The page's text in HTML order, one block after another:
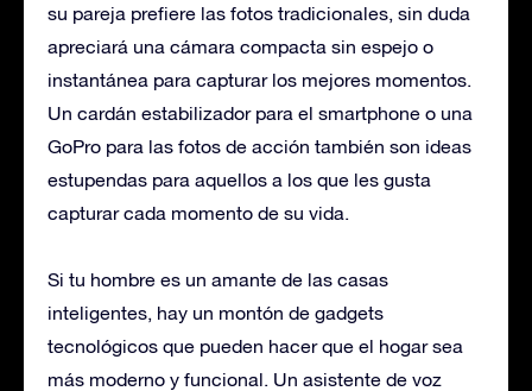
su pareja prefiere las fotos tradicionales, sin duda
apreciará una cámara compacta sin espejo o
instantánea para capturar los mejores momentos.
Un cardán estabilizador para el smartphone o una
GoPro para las fotos de acción también son ideas
estupendas para aquellos a los que les gusta
capturar cada momento de su vida.
Si tu hombre es un amante de las casas
inteligentes, hay un montón de gadgets
tecnológicos que pueden hacer que el hogar sea
más moderno y funcional. Un asistente de voz